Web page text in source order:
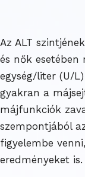
Az ALT
és nők
egység/liter (U/
gyakran a
májfunkciók
szempontjából
figyelembe
eredményeket is.